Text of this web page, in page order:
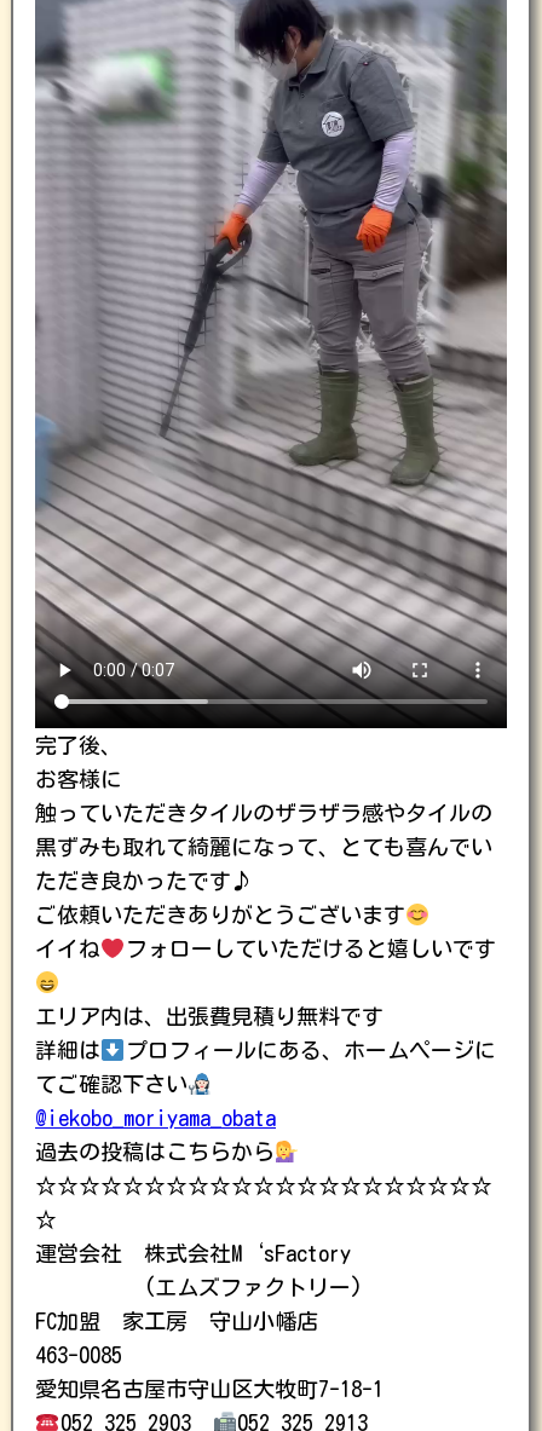
完了後、
お客様に
触っていただきタイルのザラザラ感やタイルの
黒ずみも取れて綺麗になって、とても喜んでい
ただき良かったです♪
ご依頼いただきありがとうございます
イイね
フォローしていただけると嬉しいです
エリア内は、出張費見積り無料です
詳細は
プロフィールにある、ホームページに
てご確認下さい
@iekobo_moriyama_obata
過去の投稿はこちらから
☆☆☆☆☆☆☆☆☆☆☆☆☆☆☆☆☆☆☆☆☆
☆
運営会社 株式会社M‘sFactory
(エムズファクトリー)
FC加盟 家工房 守山小幡店
463-0085
愛知県名古屋市守山区大牧町7-18-1
052 325 2903
052 325 2913